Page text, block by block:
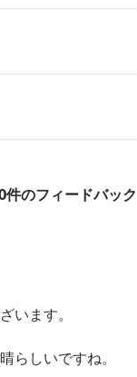
件のフィードバック
います。
らしいですね。